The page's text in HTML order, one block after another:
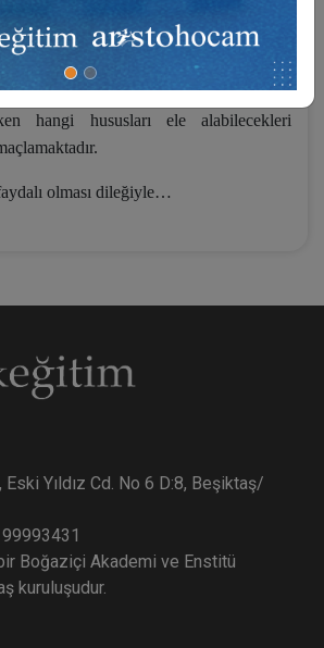
araya getirmektedir. Böylece
oldukları davalarda bilirkişi
nelere dikkat etmeleri, raporlara
hangi hususları ele alabilecekleri
olması dileğiyle…
Eski Yıldız Cd. No 6 D:8, Beşiktaş/
Boğaziçi Akademi ve Enstitü
kuruluşudur.